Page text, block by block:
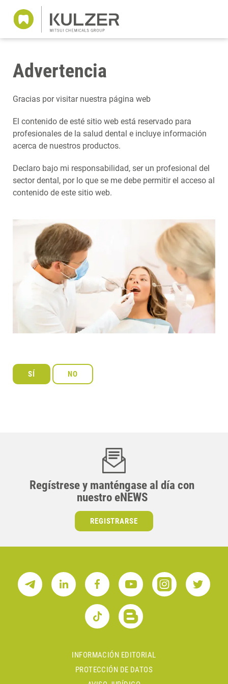
Advertencia
Gracias por visitar nuestra página web
El contenido de esté sitio web está reservado para
profesionales de la salud dental e incluye información
acerca de nuestros productos.
Declaro bajo mi responsabilidad, ser un profesional del
sector dental, por lo que se me debe permitir el acceso al
contenido de este sitio web.
Regístrese y manténgase al día con
nuestro eNEWS
REGISTRARSE
INFORMACIÓN EDITORIAL
PROTECCIÓN DE DATOS